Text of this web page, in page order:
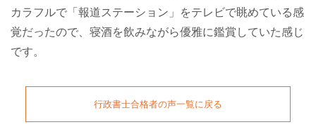
カラフルで「報道ステーション」をテレビで眺めている感
覚だったので、寝酒を飲みながら優雅に鑑賞していた感じ
です。
行政書士合格者の声一覧に戻る